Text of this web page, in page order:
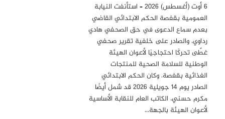
6 أوت (أغسطس) 2026 – استأنفت النيابة
العمومية بقفصة الحكم الابتدائي القاضي
بعدم سماع الدعوى في حق الصحفي هادي
رداوي، والصادر على خلفية تقرير صحفي
غطّى تحركًا احتجاجيًا لأعوان الهيئة
الوطنية للسلامة الصحية للمنتجات
الغذائية بقفصة. وكان الحكم الابتدائي
الصادر يوم 14 جويلية 2026 قد شمل أيضًا
مكرم حسني، الكاتب العام للنقابة الأساسية
لأعوان الهيئة بالجهة…